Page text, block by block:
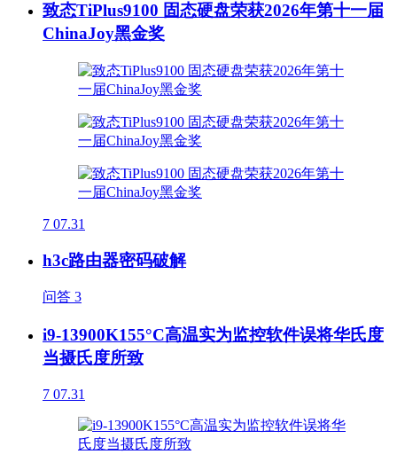
致态TiPlus9100 固态硬盘荣获2026年第十一届
ChinaJoy黑金奖
7 07.31
h3c路由器密码破解
问答 3
i9-13900K155°C高温实为监控软件误将华氏度
当摄氏度所致
7 07.31